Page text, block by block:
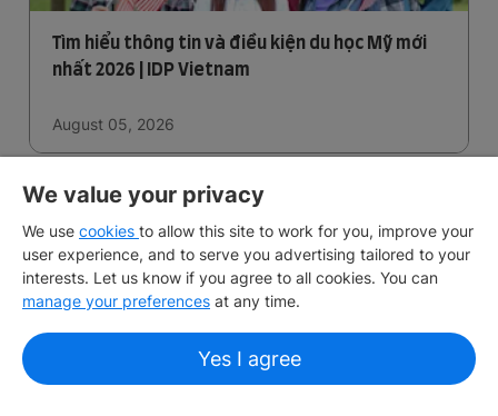
Tìm hiểu thông tin và điều kiện du học Mỹ mới
nhất 2026 | IDP Vietnam
August 05, 2026
Trường Đại học North Texas - Trường Đại học có
học phí phải chăng của Mỹ | IDP Vietnam
We value your privacy
We use cookies to allow this site to work for you, improve your
user experience, and to serve you advertising tailored to your
interests. Let us know if you agree to all cookies. You can
manage your preferences at any time.
Yes I agree